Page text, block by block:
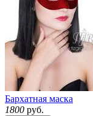
Бархатная маска
1800 руб.